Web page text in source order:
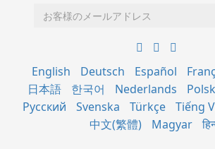
English Deutsch Español
日本語
한국어 Nederlands
Русский
Svenska Türkçe Tiếng
中文(繁體)
Magyar